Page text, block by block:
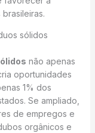
sólidos
não apenas
oportunidades
1% dos
Se ampliado,
de empregos e
orgânicos e